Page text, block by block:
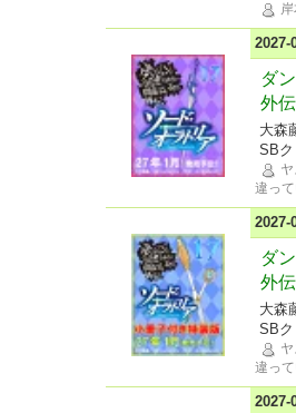
2027-
ダ
外
大森
SB
違っ
2027-
ダ
外
大森
SB
違っ
2027-